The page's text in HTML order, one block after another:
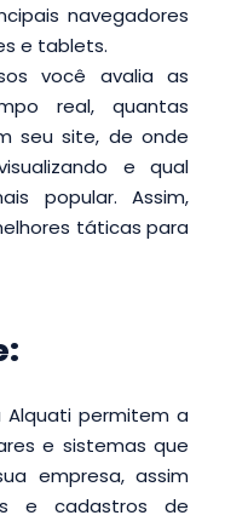
navegadores
e tablets.
você avalia as
real, quantas
seu site, de onde
e qual
popular. Assim,
táticas para
Alquati permitem a
e sistemas que
empresa, assim
e cadastros de